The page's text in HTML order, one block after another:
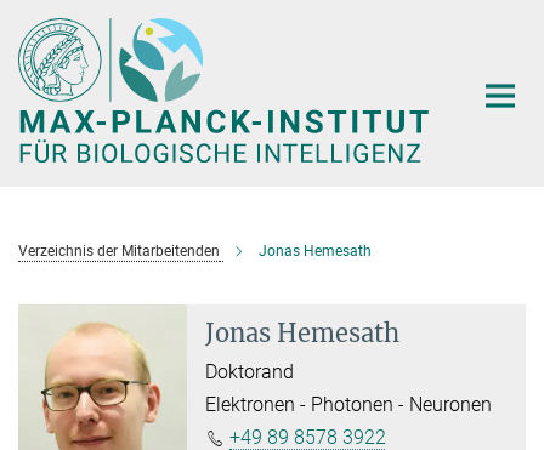
Hauptinhalt
Verzeichnis der Mitarbeitenden Jonas Hemesath
Jonas Hemesath
Doktorand
Elektronen - Photonen - Neuronen
+49 89 8578 3922